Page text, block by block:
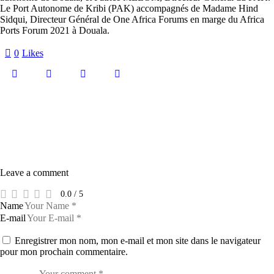
Le Port Autonome de Kribi (PAK) accompagnés de Madame Hind
Sidqui, Directeur Général de One Africa Forums en marge du Africa
Ports Forum 2021 à Douala.
0 Likes
Leave a comment
0.0 / 5
Name
E-mail
Enregistrer mon nom, mon e-mail et mon site dans le navigateur
pour mon prochain commentaire.